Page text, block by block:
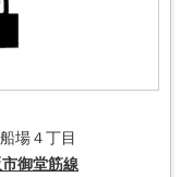
場４丁目
御堂筋線